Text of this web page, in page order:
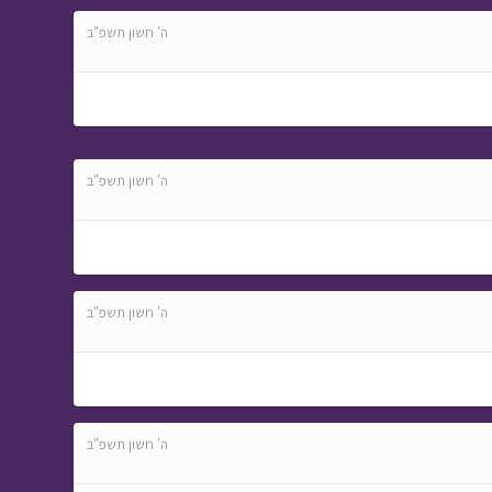
ה' חשון תשפ"ב
ה' חשון תשפ"ב
ה' חשון תשפ"ב
ה' חשון תשפ"ב